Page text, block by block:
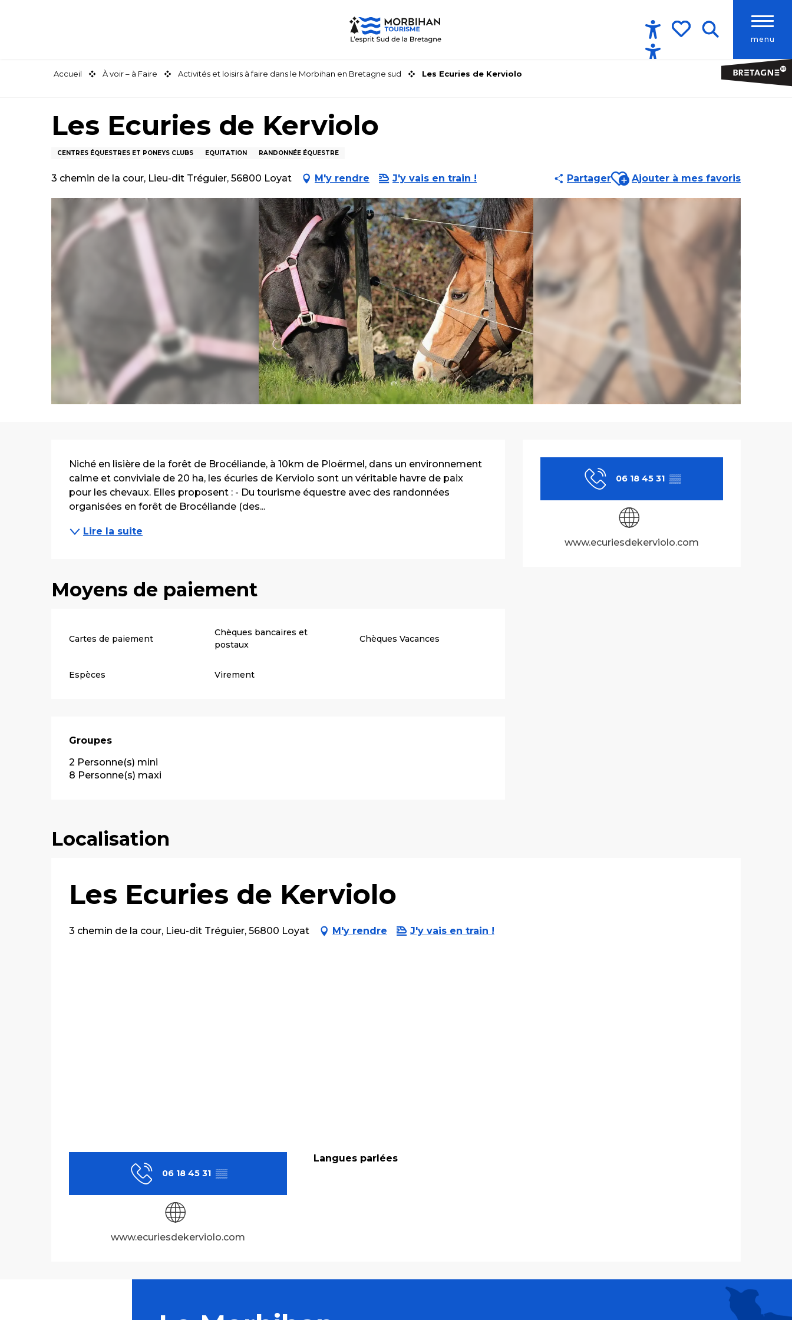
menu
Accessibilité
Accueil À voir – à Faire Activités et loisirs à faire dans le Morbihan en Bretagne sud Les Ecuries de Kerviolo
Les Ecuries de Kerviolo
CENTRES ÉQUESTRES ET PONEYS CLUBS EQUITATION RANDONNÉE ÉQUESTRE
3 chemin de la cour, Lieu-dit Tréguier, 56800 Loyat M'y rendre J'y vais en train ! PartagerAjouter aux favoris
Ajouter à mes favoris
Ouverture et
06 18 45 31 ▒▒
www.ecuriesdekerviolo.com
Description
Niché en lisière de la forêt de Brocéliande, à 10km de Ploërmel, dans un environnement
calme et conviviale de 20 ha, les écuries de Kerviolo sont un véritable havre de paix
pour les chevaux. Elles proposent : - Du tourisme équestre avec des randonnées
organisées en forêt de Brocéliande (des...
Lire la suite
Moyens de paiement
Cartes de paiement
Chèques bancaires et
postaux
Chèques Vacances
Espèces Virement
Groupes
Groupes
2 Personne(s) mini
8 Personne(s) maxi
Localisation
Les Ecuries de Kerviolo
3 chemin de la cour, Lieu-dit Tréguier, 56800 Loyat M'y rendre J'y vais en train !
06 18 45 31 ▒▒
www.ecuriesdekerviolo.com
Langues parlées
Langues parlées